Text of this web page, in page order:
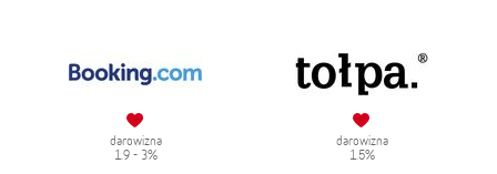
darowizna
1.9 - 3%
darowizna
1.5%